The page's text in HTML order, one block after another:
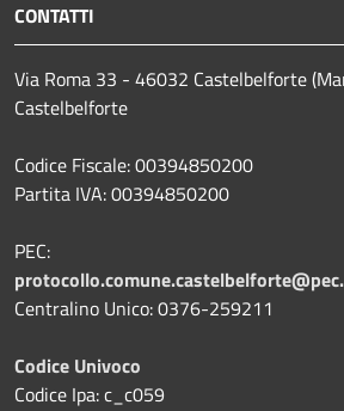
CONTATTI
Via Roma 33 - 46032 Castelbelforte
Castelbelforte
Codice Fiscale: 00394850200
Partita IVA: 00394850200
PEC:
Centralino Unico: 0376-259211
Codice Univoco
Codice Ipa: c_c059